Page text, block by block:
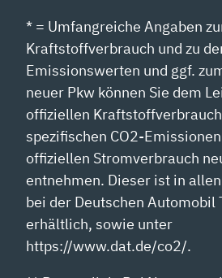
* = Umfangreiche Angaben
Kraftstoffverbrauch und zu
Emissionswerten und ggf.
neuer Pkw können Sie dem
offiziellen
spezifischen CO2-
offiziellen Stromverbrauch
entnehmen. Dieser ist in
bei der Deutschen Automobil
erhältlich, sowie unter
https://www.dat.de/co2/.